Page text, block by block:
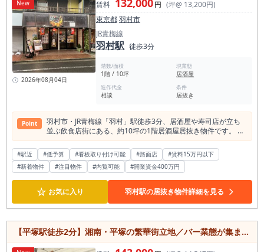
New
2026年08月04日
賃料 132,000円 (坪@ 13,200円)
東京都羽村市
JR青梅線
羽村駅 徒歩3分
階数/面積
1階 / 10坪
現業態
居酒屋
造作代金
相談
条件
居抜き
Point
羽村市・JR青梅線「羽村」駅徒歩3分、居酒屋や寿司店が立ち
並ぶ飲食店街にある、約10坪の1階居酒屋居抜き物件です。 羽
村駅周辺で、居酒屋、小料理店、大衆酒場、定食酒場、カウン
ター中心の地域密着型飲食店を検討している方に、一度現地を
ご確認いただきたい募集案件です。 本物件の大きな特徴は、羽
村駅徒歩3分という駅近立地と、すでに飲食店が並ぶ一画にあ
る点です。 羽村は都心のように広域から大量に人が集まる繁華
街ではありません。 そのため、通行量や観光需要だけで勝負す
る物件ではなく、駅周辺の地元客、近隣勤務者、仕事帰りの一
杯、常連利用を積み上げていく店舗づくりが重要になります。
く乗車人員のみの数字ではありますが、駅前には一定の通勤・
通学利用があり、駅近くで日常的な飲食利用を狙う余地があり
ます。都心型の派手な商圏ではありませんが、駅徒歩3分とい
#駅近 #低予算 #看板取り付け可能 #路面店
#賃料15万円以下
#新着物件
#注目物件 #内覧可能 #開業資金400万円
☆ お気に入り 羽村駅の居抜き物件詳細を見る
【平塚駅徒歩2分】湘南・平塚の繁華街立地／バー業態が集まるカラオケ可の居抜き物件・約9.83坪